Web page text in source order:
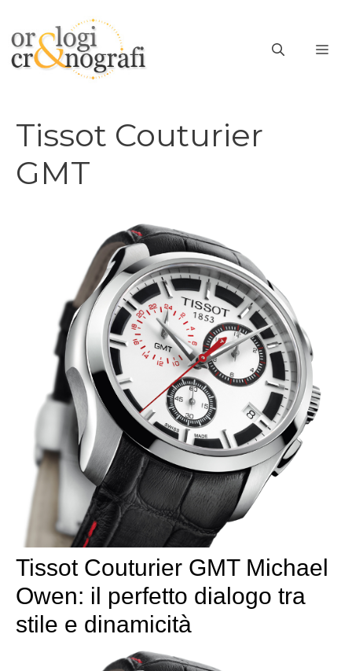
contenuto
Tissot Couturier
GMT
Tissot Couturier GMT Michael
Owen: il perfetto dialogo tra
stile e dinamicità